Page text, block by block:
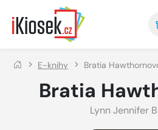
Přejít na hlavní obsah
E-knihy Bratia
Bratia
Lynn Jennifer